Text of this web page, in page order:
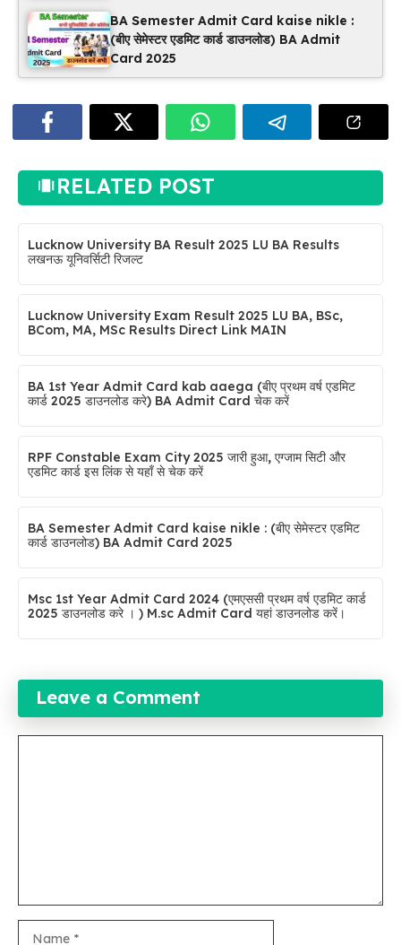
BA Semester Admit Card kaise nikle :
(बीए सेमेस्टर एडमिट कार्ड डाउनलोड) BA Admit
Card 2025
RELATED POST
Lucknow University BA Result 2025 LU BA Results
लखनऊ यूनिवर्सिटी रिजल्ट
Lucknow University Exam Result 2025 LU BA, BSc,
BCom, MA, MSc Results Direct Link MAIN
BA 1st Year Admit Card kab aaega (बीए प्रथम वर्ष एडमिट
कार्ड 2025 डाउनलोड करे) BA Admit Card चेक करें
RPF Constable Exam City 2025 जारी हुआ, एग्जाम सिटी और
एडमिट कार्ड इस लिंक से यहाँ से चेक करें
BA Semester Admit Card kaise nikle : (बीए सेमेस्टर एडमिट
कार्ड डाउनलोड) BA Admit Card 2025
Msc 1st Year Admit Card 2024 (एमएससी प्रथम वर्ष एडमिट कार्ड
2025 डाउनलोड करे । ) M.sc Admit Card यहां डाउनलोड करें।
Leave a Comment